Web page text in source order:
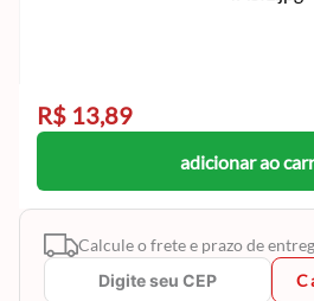
R$ 13,89
adicionar ao
Calcule o frete e prazo de